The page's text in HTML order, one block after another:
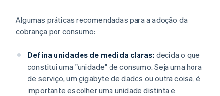
Algumas práticas recomendadas para a adoção da
cobrança por consumo:
Defina unidades de medida claras: decida o que
constitui uma "unidade" de consumo. Seja uma hora
de serviço, um gigabyte de dados ou outra coisa, é
importante escolher uma unidade distinta e